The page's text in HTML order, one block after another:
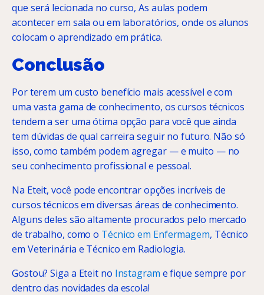
que será lecionada no curso, As aulas podem
acontecer em sala ou em laboratórios, onde os alunos
colocam o aprendizado em prática.
Conclusão
Por terem um custo benefício mais acessível e com
uma vasta gama de conhecimento, os cursos técnicos
tendem a ser uma ótima opção para você que ainda
tem dúvidas de qual carreira seguir no futuro. Não só
isso, como também podem agregar — e muito — no
seu conhecimento profissional e pessoal.
Na Eteit, você pode encontrar opções incríveis de
cursos técnicos em diversas áreas de conhecimento.
Alguns deles são altamente procurados pelo mercado
de trabalho, como o Técnico em Enfermagem, Técnico
em Veterinária e Técnico em Radiologia.
Gostou? Siga a Eteit no Instagram e fique sempre por
dentro das novidades da escola!